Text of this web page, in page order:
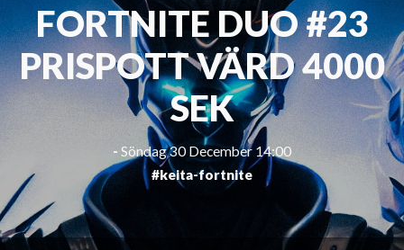
FORTNITE DUO #23
PRISPOTT VÄRD 4000
SEK
- Söndag 30 December 14:00
#keita-fortnite